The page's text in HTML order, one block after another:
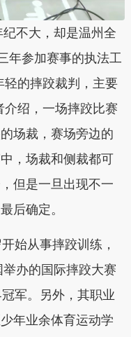
不大，却是温州全
年参加赛事的执法工
轻的摔跤裁判，主要
介绍，一场摔跤比赛
场裁，赛场旁边的
，场裁和侧裁都可
但是一旦出现不一
后确定。
始从事摔跤训练，
办的国际摔跤大赛
军。另外，其职业
年业余体育运动学